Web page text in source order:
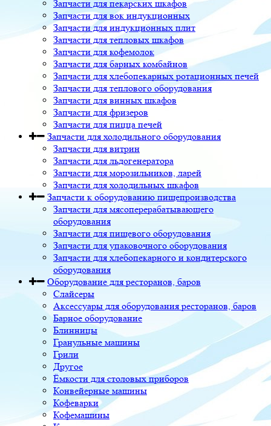
Запчасти для пекарских шкафов
Запчасти для вок индукционных
Запчасти для индукционных плит
Запчасти для тепловых шкафов
Запчасти для кофемолок
Запчасти для барных комбайнов
Запчасти для хлебопекарных ротационных печей
Запчасти для теплового оборудования
Запчасти для винных шкафов
Запчасти для фризеров
Запчасти для пицца печей
Запчасти для холодильного оборудования
Запчасти для витрин
Запчасти для льдогенератора
Запчасти для морозильников, ларей
Запчасти для холодильных шкафов
Запчасти к оборудованию пищепроизводства
Запчасти для мясоперерабатывающего
оборудования
Запчасти для пищевого оборудования
Запчасти для упаковочного оборудования
Запчасти для хлебопекарного и кондитерского
оборудования
Оборудование для ресторанов, баров
Слайсеры
Аксессуары для оборудования ресторанов, баров
Барное оборудование
Блинницы
Гранульные машины
Грили
Другое
Ёмкости для столовых приборов
Конвейерные машины
Кофеварки
Кофемашины